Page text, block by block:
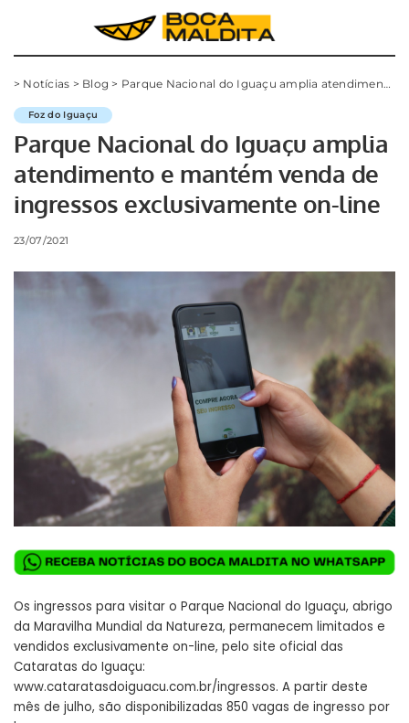
> Notícias > Blog > Parque Nacional do Iguaçu amplia atendimento e mantém venda de ingressos exclusivamente on-line
Foz do Iguaçu
Parque Nacional do Iguaçu amplia
atendimento e mantém venda de
ingressos exclusivamente on-line
23/07/2021
Os ingressos para visitar o Parque Nacional do Iguaçu, abrigo
da Maravilha Mundial da Natureza, permanecem limitados e
vendidos exclusivamente on-line, pelo site oficial das
Cataratas do Iguaçu:
www.cataratasdoiguacu.com.br/ingressos. A partir deste
mês de julho, são disponibilizadas 850 vagas de ingresso por